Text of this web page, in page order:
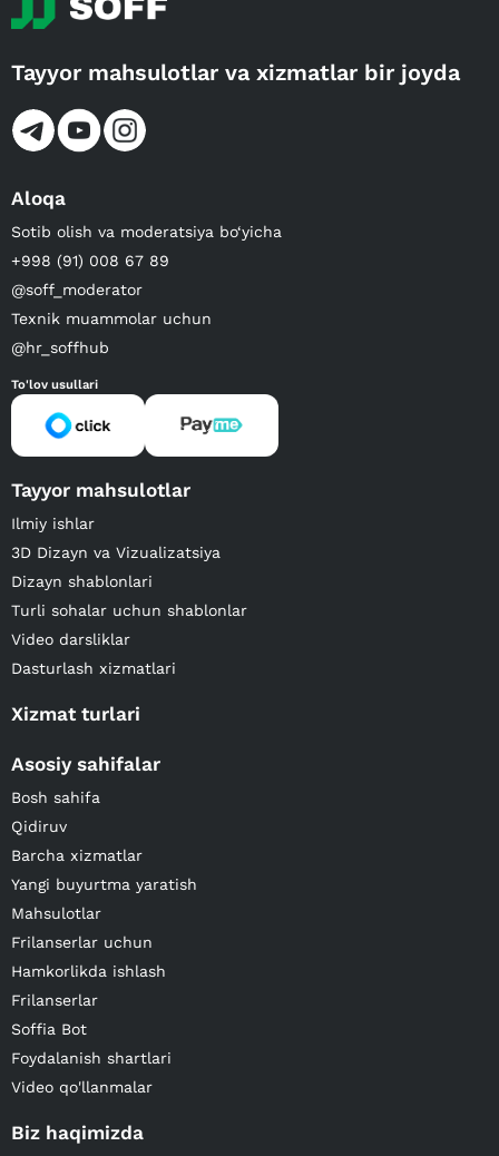
Tayyor mahsulotlar va xizmatlar bir joyda
Aloqa
Sotib olish va moderatsiya bo‘yicha
+998 (91) 008 67 89
@soff_moderator
Texnik muammolar uchun
@hr_soffhub
To'lov usullari
Tayyor mahsulotlar
Ilmiy ishlar
3D Dizayn va Vizualizatsiya
Dizayn shablonlari
Turli sohalar uchun shablonlar
Video darsliklar
Dasturlash xizmatlari
Xizmat turlari
Asosiy sahifalar
Bosh sahifa
Qidiruv
Barcha xizmatlar
Yangi buyurtma yaratish
Mahsulotlar
Frilanserlar uchun
Hamkorlikda ishlash
Frilanserlar
Soffia Bot
Foydalanish shartlari
Video qo'llanmalar
Biz haqimizda